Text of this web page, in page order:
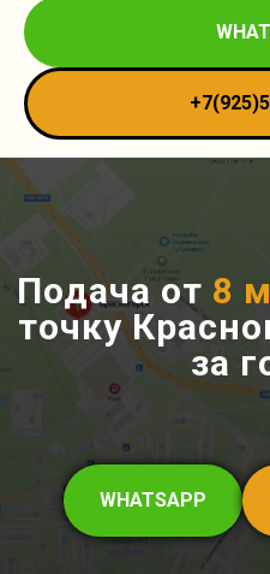
Подача от 8
точку
за
WHATSAPP